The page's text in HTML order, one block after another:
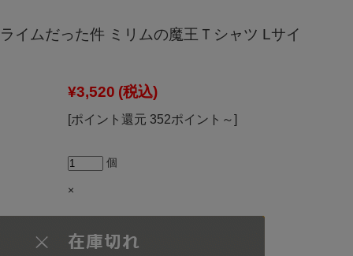
イムだった件 ミリムの魔王Ｔシャツ Lサイ
¥3,520 (税込)
[ポイント還元 352ポイント～]
個
×